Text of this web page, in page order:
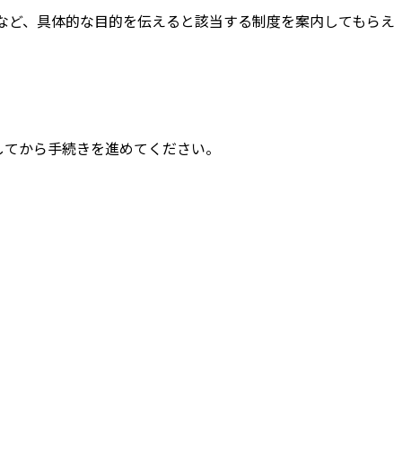
、具体的な目的を伝えると該当する制度を案内してもらえ
から手続きを進めてください。